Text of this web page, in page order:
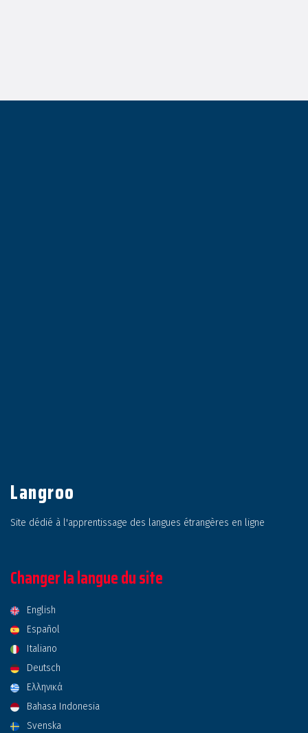
Langroo
Site dédié à l'apprentissage des langues étrangères en ligne
Changer la langue du site
English
Español
Italiano
Deutsch
Ελληνικά
Bahasa Indonesia
Svenska